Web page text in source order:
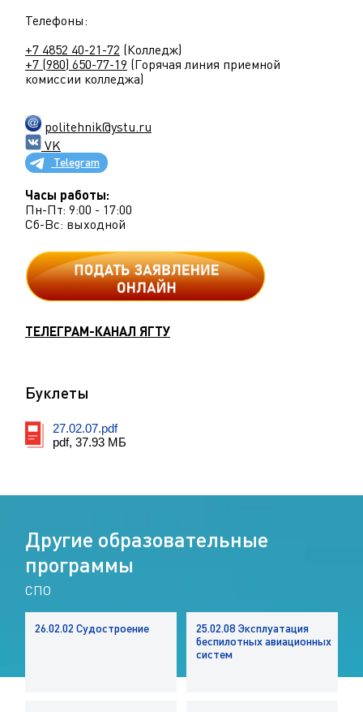
Телефоны:
+7 4852 40-21-72 (Колледж)
+7 (980) 650-77-19 (Горячая линия приемной
комиссии колледжа)
politehnik@ystu.ru
VK
Telegram
Часы работы:
Пн-Пт: 9:00 - 17:00
Сб-Вс: выходной
ТЕЛЕГРАМ-КАНАЛ ЯГТУ
Буклеты
27.02.07.pdf
pdf, 37.93 МБ
Другие образовательные
программы
СПО
26.02.02 Судостроение 25.02.08 Эксплуатация
беспилотныхавиационных
систем